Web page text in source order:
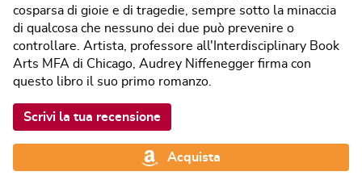
cosparsa di gioie e di tragedie, sempre sotto la minaccia
di qualcosa che nessuno dei due può prevenire o
controllare. Artista, professore all'Interdisciplinary Book
Arts MFA di Chicago, Audrey Niffenegger firma con
questo libro il suo primo romanzo.
Scrivi la tua recensione
Acquista